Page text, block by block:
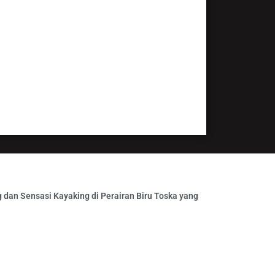
dan Sensasi Kayaking di Perairan Biru Toska yang